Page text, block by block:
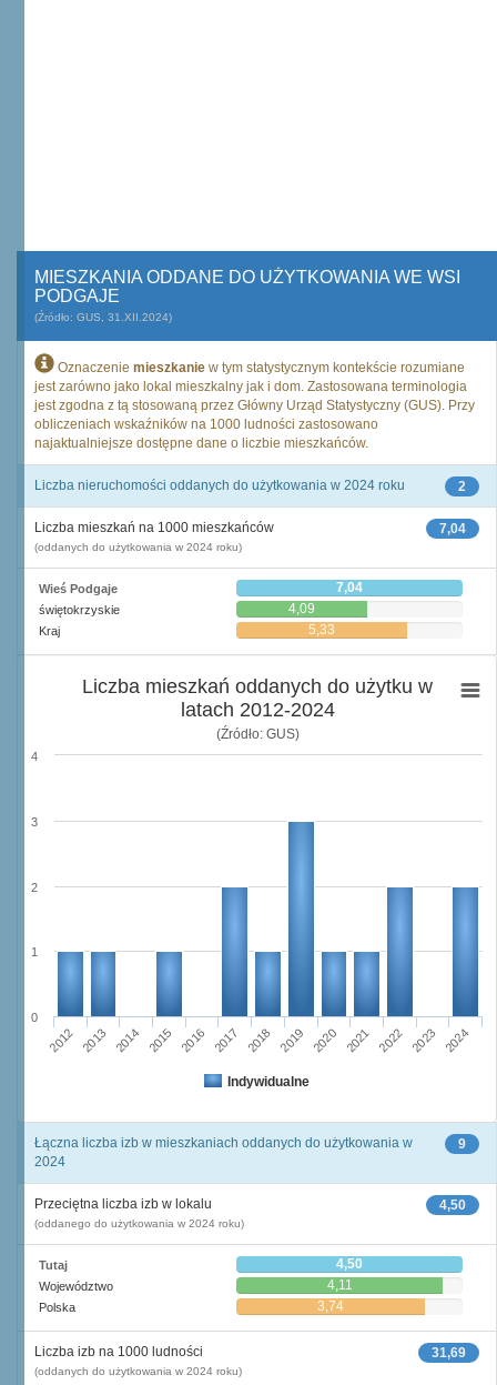
MIESZKANIA ODDANE DO UŻYTKOWANIA WE WSI
PODGAJE
(Źródło: GUS, 31.XII.2024)
Oznaczenie mieszkanie w tym statystycznym kontekście rozumiane
jest zarówno jako lokal mieszkalny jak i dom. Zastosowana terminologia
jest zgodna z tą stosowaną przez Główny Urząd Statystyczny (GUS). Przy
obliczeniach wskaźników na 1000 ludności zastosowano
najaktualniejsze dostępne dane o liczbie mieszkańców.
2
Liczba nieruchomości oddanych do użytkowania w 2024 roku
7,04
Liczba mieszkań na 1000 mieszkańców
(oddanych do użytkowania w 2024 roku)
Wieś Podgaje 7,04
świętokrzyskie 4,09
Kraj 5,33
Liczba mieszkań oddanych do użytku w
latach 2012-2024
(Źródło: GUS)
Indywidualne
2012 2013 2014 2015 2016 2017 2018 2019 2020 2021 2022 2023 2024
0
1
2
3
4
9
Łączna liczba izb w mieszkaniach oddanych do użytkowania w
2024
4,50
Przeciętna liczba izb w lokalu
(oddanego do użytkowania w 2024 roku)
Tutaj 4,50
Województwo 4,11
Polska 3,74
31,69
Liczba izb na 1000 ludności
(oddanych do użytkowania w 2024 roku)